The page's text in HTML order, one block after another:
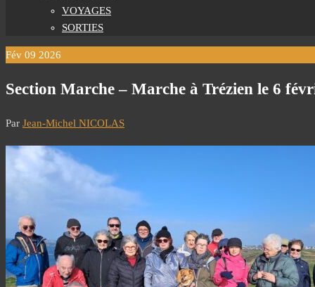
VOYAGES
SORTIES
Fév 09 2026
Section Marche – Marche à Trézien le 6
Par Jean-Michel NICOLAS